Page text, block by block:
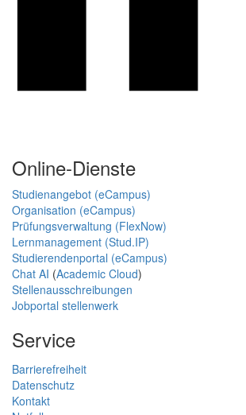
Online-Dienste
Studienangebot (eCampus)
Organisation (eCampus)
Prüfungsverwaltung (FlexNow)
Lernmanagement (Stud.IP)
Studierendenportal (eCampus)
Chat AI (Academic Cloud)
Stellenausschreibungen
Jobportal stellenwerk
Service
Barrierefreiheit
Datenschutz
Kontakt